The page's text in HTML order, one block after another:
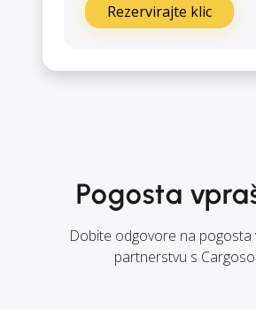
Rezervirajte klic
Pogosta
Dobite odgovore na pogosta
partnerstvu s